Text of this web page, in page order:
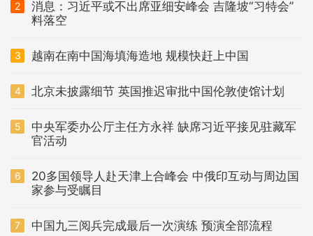
2
消息：习近平或不出席亚细安峰会 吉隆坡“习特会”
料落空
3 越南在南中国海填海造地 规模快赶上中国
4 北京未披露细节 英国推迟审批中国伦敦使馆计划
5
中央军委办公厅主任方永祥 缺席习近平接见驻藏军
官活动
6
20多国领导人赴天津上合峰会 中俄印互动与周边国
家参与受瞩目
7 中国九三阅兵完成最后一次演练 预演全部流程